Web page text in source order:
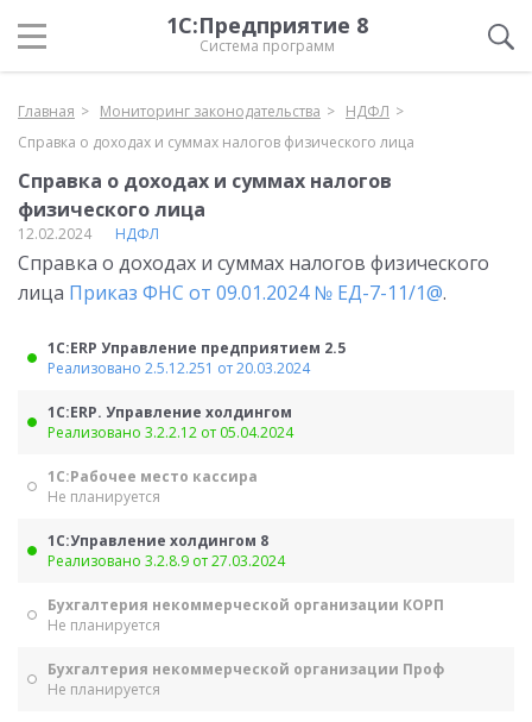
1С:Предприятие 8
Система программ
Главная Мониторинг законодательства
НДФЛ
Справка о доходах и суммах налогов физического лица
Справка о доходах и суммах налогов
физического лица
12.02.2024 НДФЛ
Справка о доходах и суммах налогов физического
лица Приказ ФНС от 09.01.2024 № ЕД-7-11/1@.
1С:ERP Управление предприятием 2.5
Реализовано 2.5.12.251 от 20.03.2024
1С:ERP. Управление холдингом
Реализовано 3.2.2.12 от 05.04.2024
1С:Рабочее место кассира
Не планируется
1С:Управление холдингом 8
Реализовано 3.2.8.9 от 27.03.2024
Бухгалтерия некоммерческой организации КОРП
Не планируется
Бухгалтерия некоммерческой организации Проф
Не планируется